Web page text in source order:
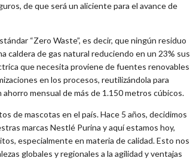
de que será un aliciente para el avance de
“Zero Waste”, es decir, que ningún residuo
caldera de gas natural reduciendo en un 23% sus
que necesita proviene de fuentes renovables
en los procesos, reutilizándola para
mensual de más de 1.150 metros cúbicos.
de mascotas en el país. Hace 5 años, decidimos
marcas Nestlé Purina y aquí estamos hoy,
especialmente en materia de calidad. Esto nos
globales y regionales a la agilidad y ventajas